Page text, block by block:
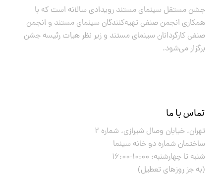
جشن مستقل سینمای مستند رویدادی سالانه است که با
همکاری انجمن صنفی تهیه‌کنندگان سینمای مستند و انجمن
صنفی کارگردانان سینمای مستند و زیر نظر هیات رئیسه جشن
برگزار می‌شود.
تماس با ما
تهران، خیابان وصال شیرازی، شماره ۲
ساختمان شماره دو خانه سینما
شنبه تا چهارشنبه: ۱۰:۰۰-۱۶:۰۰
(به جز روزهای تعطیل)